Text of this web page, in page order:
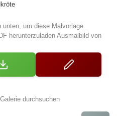
um diese Malvorlage
herunterzuladen Ausmalbild von
durchsuchen